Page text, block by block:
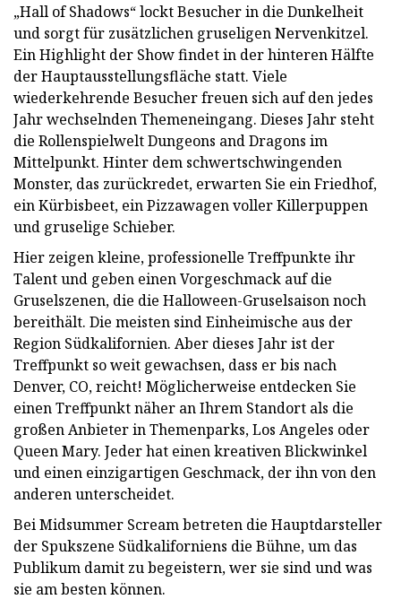
„Hall of Shadows“ lockt Besucher in die Dunkelheit
und sorgt für zusätzlichen gruseligen Nervenkitzel.
Ein Highlight der Show findet in der hinteren Hälfte
der Hauptausstellungsfläche statt. Viele
wiederkehrende Besucher freuen sich auf den jedes
Jahr wechselnden Themeneingang. Dieses Jahr steht
die Rollenspielwelt Dungeons and Dragons im
Mittelpunkt. Hinter dem schwertschwingenden
Monster, das zurückredet, erwarten Sie ein Friedhof,
ein Kürbisbeet, ein Pizzawagen voller Killerpuppen
und gruselige Schieber.
Hier zeigen kleine, professionelle Treffpunkte ihr
Talent und geben einen Vorgeschmack auf die
Gruselszenen, die die Halloween-Gruselsaison noch
bereithält. Die meisten sind Einheimische aus der
Region Südkalifornien. Aber dieses Jahr ist der
Treffpunkt so weit gewachsen, dass er bis nach
Denver, CO, reicht! Möglicherweise entdecken Sie
einen Treffpunkt näher an Ihrem Standort als die
großen Anbieter in Themenparks, Los Angeles oder
Queen Mary. Jeder hat einen kreativen Blickwinkel
und einen einzigartigen Geschmack, der ihn von den
anderen unterscheidet.
Bei Midsummer Scream betreten die Hauptdarsteller
der Spukszene Südkaliforniens die Bühne, um das
Publikum damit zu begeistern, wer sie sind und was
sie am besten können.